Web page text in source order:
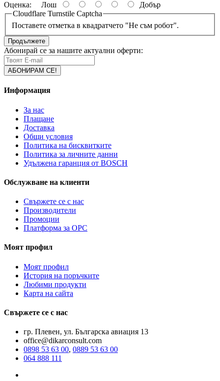
Оценка: Лош
Добър
Cloudflare Turnstile Captcha
Поставете отметка в квадратчето "Не съм робот".
Продължете
Абонирай се за нашите актуални оферти:
Информация
За нас
Плащане
Доставка
Общи условия
Политика на бисквитките
Политика за личните данни
Удължена гаранция от BOSCH
Обслужване на клиенти
Свържете се с нас
Производители
Промоции
Платформа за ОРС
Моят профил
Моят профил
История на поръчките
Любими продукти
Карта на сайта
Свържете се с нас
гр. Плевен, ул. Българска авиация 13
office@dikarconsult.com
0898 53 63 00, 0889 53 63 00
064 888 111